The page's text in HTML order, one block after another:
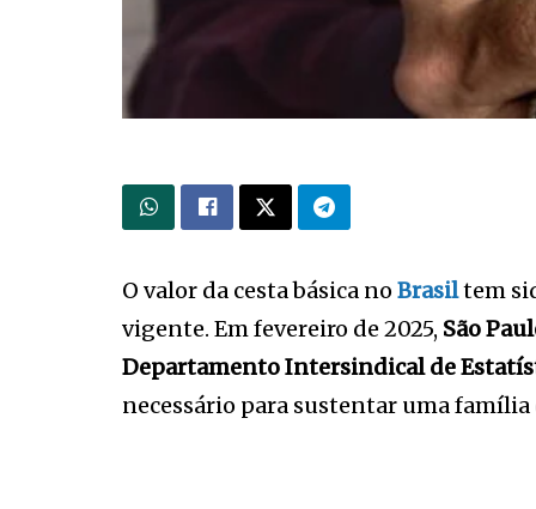
O valor da cesta básica no Brasiltem
vigente. Em fevereiro de 2025, São
Departamento Intersindical de
necessário para sustentar uma